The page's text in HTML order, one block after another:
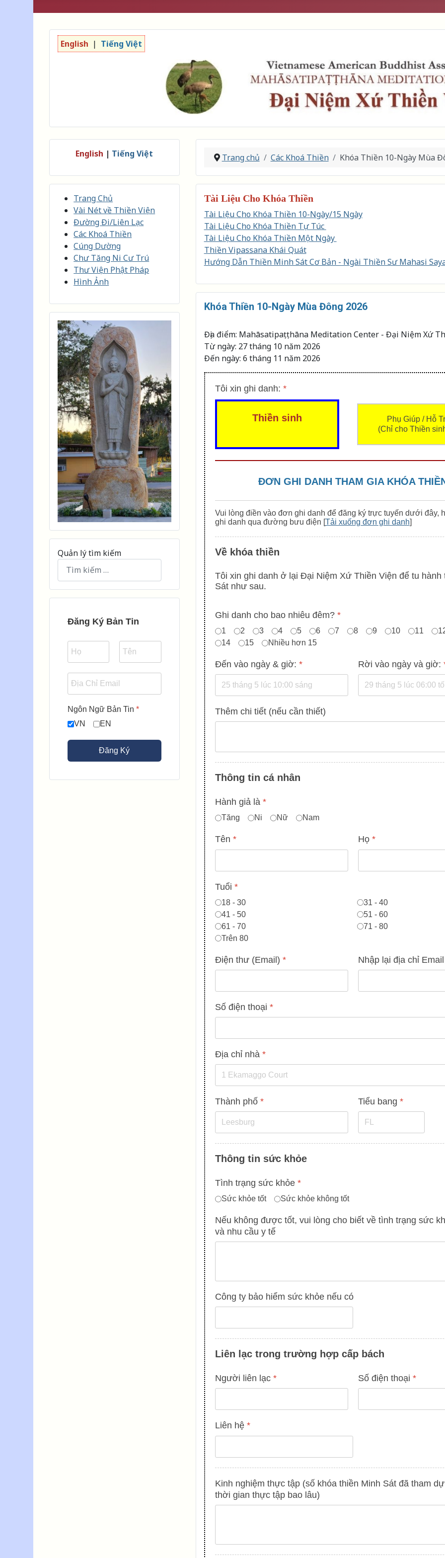
English | Tiếng Việt
English | Tiếng Việt
Trang Chủ
Vài Nét về Thiền Viện
Đường Đi/Liên Lạc
Các Khoá Thiền
Cúng Dường
Chư Tăng Ni Cư Trú
Thư Viện Phật Pháp
Hình Ảnh
Quản lý tìm kiếm
Type 2 or more characters for results.
Đăng Ký Bản Tin
Ngôn Ngữ Bản Tin*
VN
EN
Đăng Ký
Trang chủ Các Khoá Thiền Khóa Thiền 10-Ngày Mùa
Tài Liệu Cho Khóa Thiền
Tài Liệu Cho Khóa Thiền 10-Ngày/15 Ngày
Tài Liệu Cho Khóa Thiền Tự Túc
Tài Liệu Cho Khóa Thiền Một Ngày
Thiền Vipassana Khái Quát
Hướng Dẫn Thiền Minh Sát Cơ Bản - Ngài Thiền Sư Mahasi
Khóa Thiền 10-Ngày Mùa Đông 2026
Địa điểm: Mahāsatipaṭṭhāna Meditation Center - Đại Niệm Xứ
Từ ngày: 27 tháng 10 năm 2026
Đến ngày: 6 tháng 11 năm 2026
Tôi xin ghi danh: *
Thiền sinh
Phụ Giúp / Hỗ
(Chỉ cho Thiền
ĐƠN GHI DANH THAM GIA KHÓA
Vui lòng điền vào đơn ghi danh để đăng ký trực tuyến dưới đây,
ghi danh qua đường bưu điện [Tải xuống đơn ghi danh]
Về khóa thiền
Tôi xin ghi danh ở lại Đại Niệm Xứ Thiền Viện để tu hành
Sát như sau.
Ghi danh cho bao nhiêu đêm? *
1 2 3 4 5 6 7 8 9 10 11
14
15 Nhiều hơn 15
Đến vào ngày & giờ: * Rời vào ngày và giờ:
Thêm chi tiết (nếu cần thiết)
Thông tin cá nhân
Hành giả là *
Tăng Ni Nữ Nam
Tên * Họ *
Tuổi *
18 - 30
31 - 40
41 - 50
51 - 60
61 - 70
71 - 80
Trên 80
Điện thư (Email) * Nhập lại địa chỉ
Số điện thoại *
Địa chỉ nhà *
Thành phố * Tiểu bang *
Thông tin sức khỏe
Tình trạng sức khỏe *
Sức khỏe tốt Sức khỏe không tốt
Nếu không được tốt, vui lòng cho biết về tình trạng sức
và nhu cầu y tế
Công ty bảo hiểm sức khỏe nếu có
Liên lạc trong trường hợp cấp bách
Người liên lạc * Số điện thoại *
Liên hệ *
Kinh nghiệm thực tập (số khóa thiền Minh Sát đã tham
thời gian thực tập bao lâu)